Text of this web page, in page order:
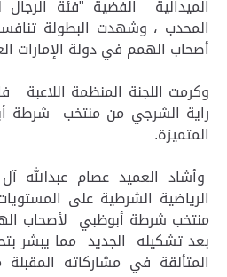
المحدب ، وشهدت البطولة
أصحاب الهمم في دولة الإمارات
وكرمت اللجنة المنظمة اللاعبة
راية الشرجي من منتخب شرطة
المتميزة.
وأشاد العميد عصام عبدالله
الرياضية الشرطية على
منتخب شرطة أبوظبي لأصحاب
بعد تشكيله الجديد مما يبشر
المتألقة في مشاركاته المقبلة